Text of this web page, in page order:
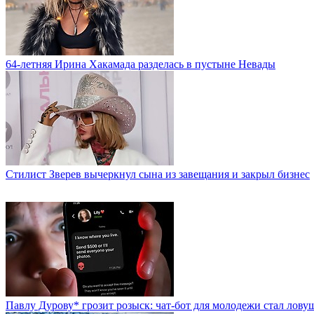
64-летняя Ирина Хакамада разделась в пустыне Невады
Стилист Зверев вычеркнул сына из завещания и закрыл бизнес
Павлу Дурову* грозит розыск: чат-бот для молодежи стал